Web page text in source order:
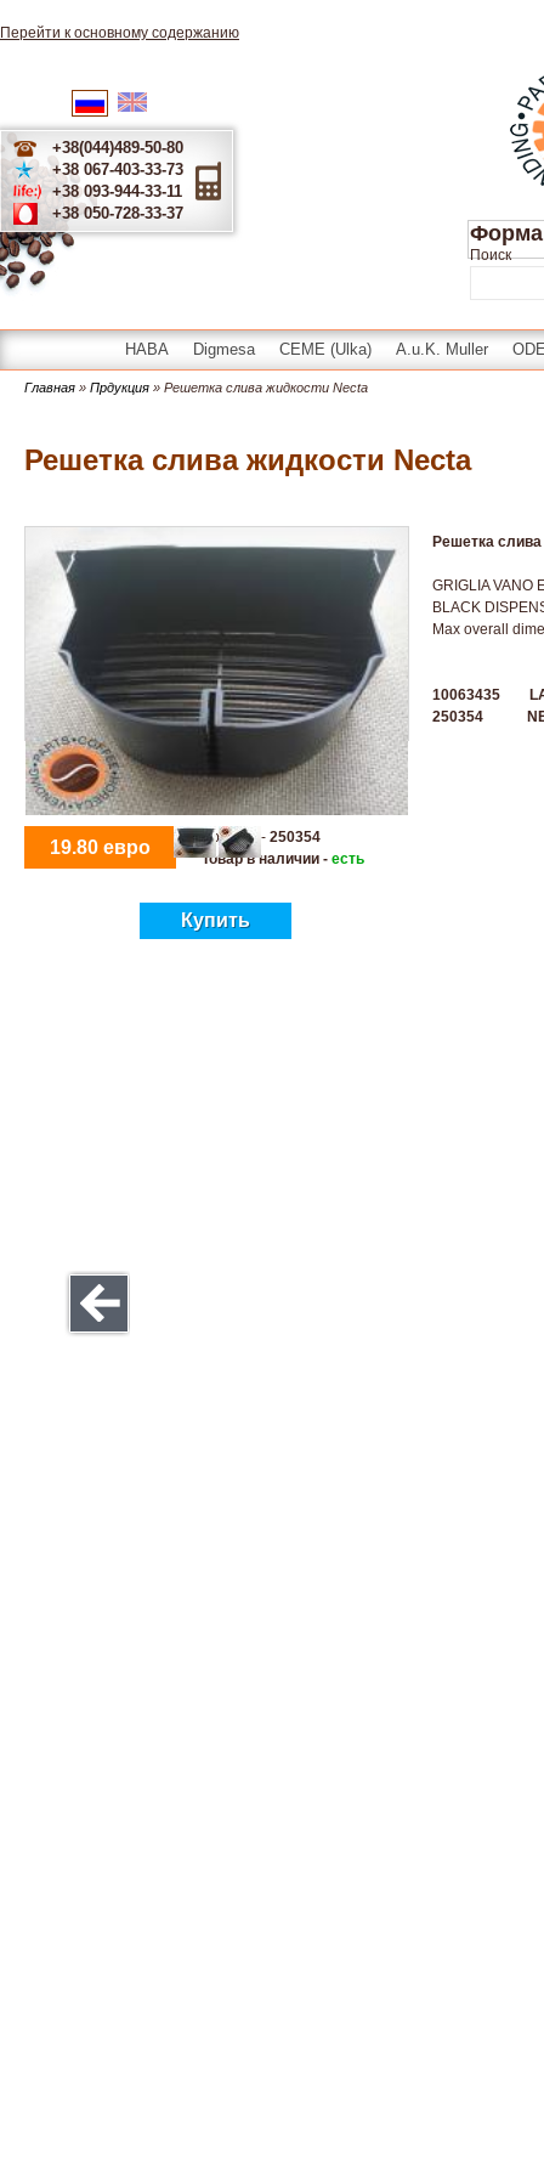
Перейти к основному содержанию
Русский
+38(044)489-50-80
+38 067-403-33-73
+38 093-944-33-11
+38 050-728-33-37
Форма
Поиск
HABA Digmesa CEME (Ulka) A.u.K. Muller
Главная » Прдукция » Решетка слива жидкости Necta
Решетка слива жидкости Necta
19.80 евро Артикул - 250354
Товар в наличии - есть
Купить
Решетка
GRIGLIA VANO
BLACK
Max overall
10063435
250354